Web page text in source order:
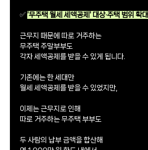
✅'무주택 월세 세액공제' 대상·주택 범위 확대
근무지 때문에 따로 거주하는
무주택 주말부부도
각자 세액공제를 받을 수 있게 됩니다.
기존에는 한 세대만
월세 세액공제를 받을 수 있었지만,
이제는 근무지로 인해
따로 거주하는 무주택 부부도
두 사람의 납부 금액을 합산해